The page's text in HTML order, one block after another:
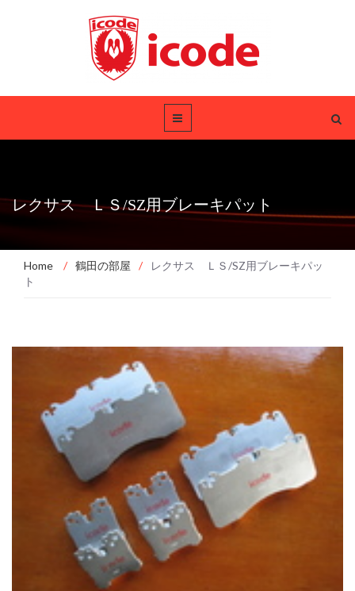
レクサス ＬＳ/SZ用ブレーキパット
Home / 鶴田の部屋 /
レクサス ＬＳ/SZ用ブレーキパッ
ト